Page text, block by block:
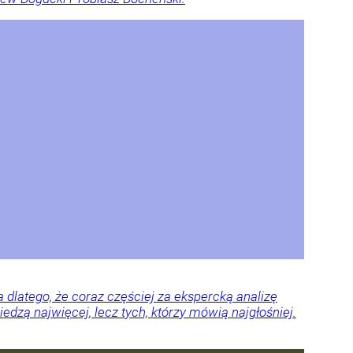
dlatego, że coraz częściej za ekspercką analizę
najwięcej, lecz tych, którzy mówią najgłośniej.